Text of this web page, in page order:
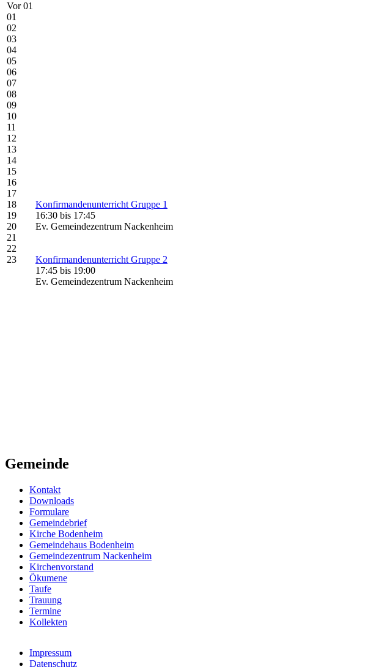
Vor 01
01
02
03
04
05
06
07
08
09
10
11
12
13
14
15
16
17
18
19
20
21
22
23
Konfirmandenunterricht Gruppe 1
16:30 bis 17:45
Ev. Gemeindezentrum Nackenheim
Konfirmandenunterricht Gruppe 2
17:45 bis 19:00
Ev. Gemeindezentrum Nackenheim
Gemeinde
Kontakt
Downloads
Formulare
Gemeindebrief
Kirche Bodenheim
Gemeindehaus Bodenheim
Gemeindezentrum Nackenheim
Kirchenvorstand
Ökumene
Taufe
Trauung
Termine
Kollekten
Impressum
Datenschutz